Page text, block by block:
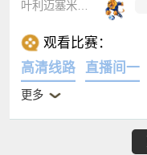
观看比赛：
高清线路
直播间一
更多